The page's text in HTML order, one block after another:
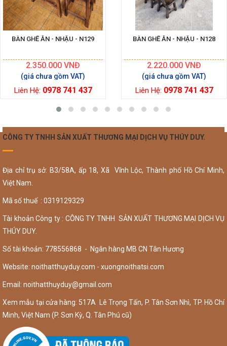
BÀN GHẾ ĂN - NHẬU - N129
2.350.000 VNĐ
Liên Hệ: 0978 741 437
BÀN GHẾ ĂN - NHẬU - N128
2.220.000 VNĐ
Liên Hệ: 0978 741 437
CÔNG TY TNHH SẢN XUẤT THƯƠNG MẠI DỊCH VỤ THÚY DUY.
Địa chỉ trụ sở: B3/58A, ấp 18, Xã Vĩnh Lộc, Thành phố Hồ Chí Minh,
Việt Nam.
Mã số thuế : 0319129329
Tài khoản Công ty : CÔNG TY TNHH SẢN XUẤT THƯƠNG MẠI DỊCH VỤ
THÚY DUY.
Số tài khoản: 778556868 - Ngân hàng MB CN Tân Hương
Website: noithatthuyduy.com - xuongnoithatsi.com
Email: noithatthuyduy@gmail.com
Xem mẫu tại cửa hàng: 517A Lê Trọng Tấn, P. Tân Sơn Nhì, TP. Hồ Chí
Minh, Việt Nam (P. Sơn Kỳ, Q. Tân Phú cũ)